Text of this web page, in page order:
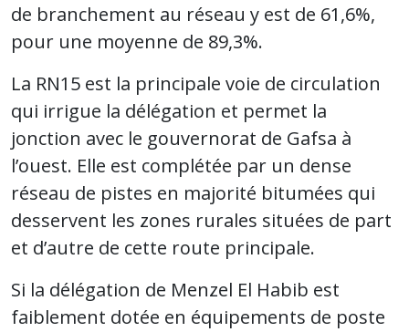
de branchement au réseau y est de 61,6%,
pour une moyenne de 89,3%.
La RN15 est la principale voie de circulation
qui irrigue la délégation et permet la
jonction avec le gouvernorat de Gafsa à
l’ouest. Elle est complétée par un dense
réseau de pistes en majorité bitumées qui
desservent les zones rurales situées de part
et d’autre de cette route principale.
Si la délégation de Menzel El Habib est
faiblement dotée en équipements de poste